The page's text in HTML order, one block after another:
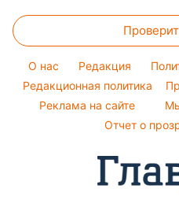
Ани Лорак
Алла Пугачева
Максим Галкин
Настя Каменских
Курс валют
Погода на сегодня
Погода на завтра
Пылевая буря
Окрашивание волос
Красивый маникюр
Модные ошибки
Новости моды
Советы от Андре Тана
O нас Редакция
Редакционная политика
Реклама на сайте
Отчет о